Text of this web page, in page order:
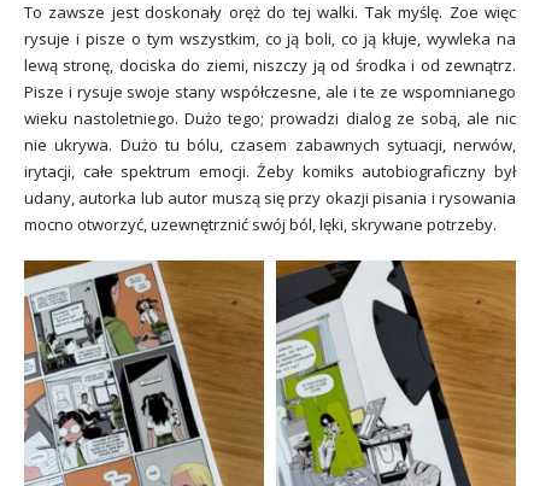
To zawsze jest doskonały oręż do tej walki. Tak myślę. Zoe więc
rysuje i pisze o tym wszystkim, co ją boli, co ją kłuje, wywleka na
lewą stronę, dociska do ziemi, niszczy ją od środka i od zewnątrz.
Pisze i rysuje swoje stany współczesne, ale i te ze wspomnianego
wieku nastoletniego. Dużo tego; prowadzi dialog ze sobą, ale nic
nie ukrywa. Dużo tu bólu, czasem zabawnych sytuacji, nerwów,
irytacji, całe spektrum emocji. Żeby komiks autobiograficzny był
udany, autorka lub autor muszą się przy okazji pisania i rysowania
mocno otworzyć, uzewnętrznić swój ból, lęki, skrywane potrzeby.